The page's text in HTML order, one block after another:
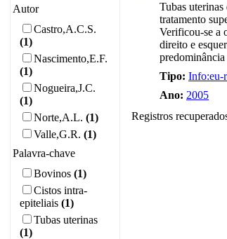
Autor
Castro,A.C.S.
(1)
Nascimento,E.F.
(1)
Nogueira,J.C.
(1)
Norte,A.L. (1)
Valle,G.R. (1)
Palavra-chave
Bovinos (1)
Cistos intra-
epiteliais (1)
Tubas uterinas
(1)
Tubas
tratamento
Verificou-se a
direito e
predominância
Tipo: Info:eu-
Ano: 2005
Registros